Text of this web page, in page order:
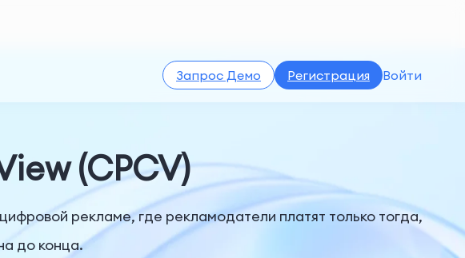
Запрос Демо Регистрация Войти
(CPCV)
рекламе, где рекламодатели платят только тогда,
до конца.